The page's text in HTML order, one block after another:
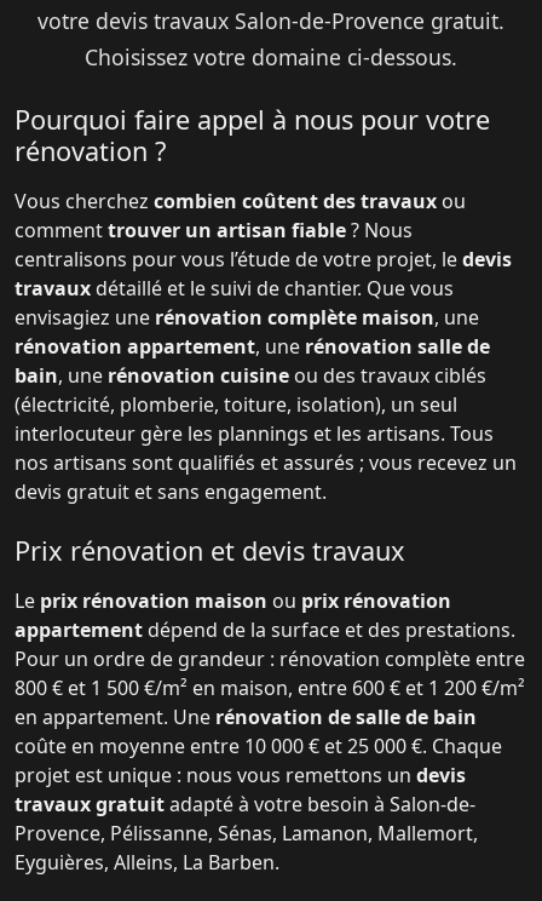
votre devis travaux Salon-de-Provence gratuit.
Choisissez votre domaine ci-dessous.
Pourquoi faire appel à nous pour votre
rénovation ?
Vous cherchez combien coûtent des travaux ou
commenttrouver un artisan fiable? Nous
centralisons pour vous l’étude de votre projet, ledevis
travauxdétaillé et le suivi de chantier. Que vous
envisagiez une rénovation complète maison, une
rénovation appartement, une rénovation salle de
bain, une rénovation cuisine ou des travaux ciblés
(électricité, plomberie, toiture, isolation), un seul
interlocuteur gère les plannings et les artisans. Tous
nos artisans sont qualifiés et assurés ; vous recevez un
devis gratuit et sans engagement.
Prix rénovation et devis travaux
Le prix rénovation maison ou prix rénovation
appartementdépend de la surface et des prestations.
Pour un ordre de grandeur : rénovation complète entre
800 € et 1 500 €/m² en maison, entre 600 € et 1 200 €/m²
en appartement. Une rénovation de salle de bain
coûte en moyenne entre 10 000 € et 25 000 €. Chaque
projet est unique : nous vous remettons un devis
travaux gratuitadapté à votre besoin à Salon-de-
Provence, Pélissanne, Sénas, Lamanon, Mallemort,
Eyguières, Alleins, La Barben.